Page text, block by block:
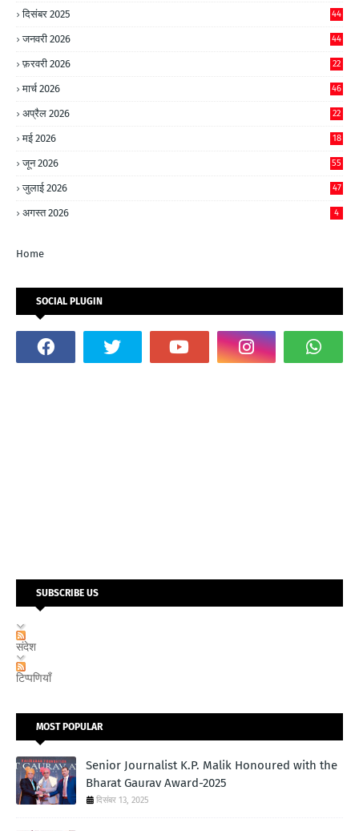
दिसंबर 2025 44
जनवरी 2026 44
फ़रवरी 2026 22
मार्च 2026 46
अप्रैल 2026 22
मई 2026 18
जून 2026 55
जुलाई 2026 47
अगस्त 2026 4
Home
SOCIAL PLUGIN
SUBSCRIBE US
संदेश
टिप्पणियाँ
MOST POPULAR
Senior Journalist K.P. Malik Honoured with the
Bharat Gaurav Award-2025
दिसंबर 13, 2025